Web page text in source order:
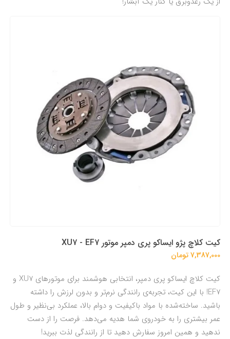
کیت کلاچ پژو ایساکو پری دمپر موتور XU7 - EF7
7,387,000 تومان
کیت کلاچ ایساکو پری دمپر، انتخابی هوشمند برای موتورهای XU7 و
EF7! با این کیت، تجربه‌ی رانندگی نرم‌تر و بدون لرزش را داشته
باشید. ساخته‌شده با مواد باکیفیت و دوام بالا، عملکرد بی‌نظیر و طول
عمر بیشتری را به خودروی شما هدیه می‌دهد. فرصت را از دست
ندهید و همین امروز سفارش دهید تا از رانندگی لذت ببرید!